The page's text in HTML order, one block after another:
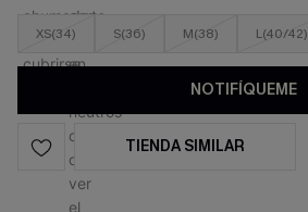
XS(34) S(36) M(38) L(40/42)
NOTIFÍQUEME
TIENDA SIMILAR